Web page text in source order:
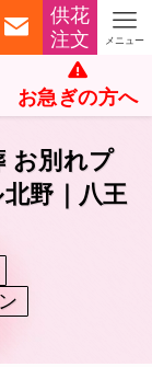
供花
注文
メニュー
お急ぎの方へ
お別れプ
野｜八王